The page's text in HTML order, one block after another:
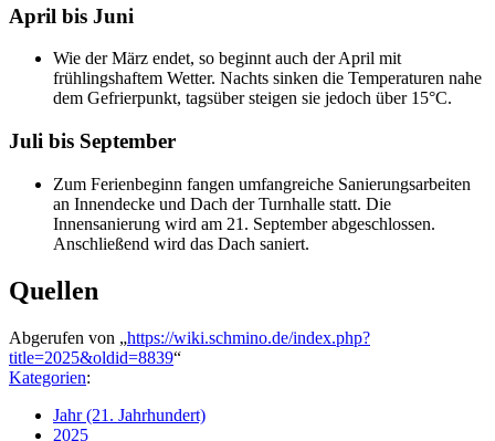
April bis Juni
Wie der März endet, so beginnt auch der April mit
frühlingshaftem Wetter. Nachts sinken die Temperaturen nahe
dem Gefrierpunkt, tagsüber steigen sie jedoch über 15°C.
Juli bis September
Zum Ferienbeginn fangen umfangreiche Sanierungsarbeiten
an Innendecke und Dach der Turnhalle statt. Die
Innensanierung wird am 21. September abgeschlossen.
Anschließend wird das Dach saniert.
Quellen
Abgerufen von „https://wiki.schmino.de/index.php?
title=2025&oldid=8839“
Kategorien:
Jahr (21. Jahrhundert)
2025